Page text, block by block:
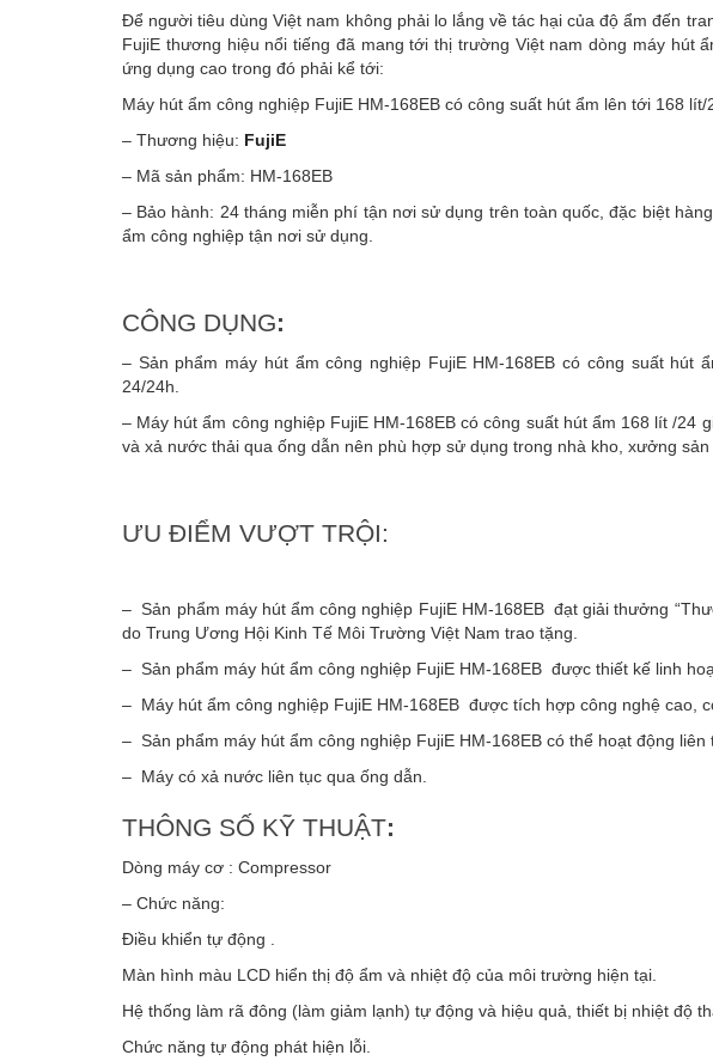
Để người tiêu dùng Việt nam không phải lo lắng về tác hại của độ ẩm đến
FujiE thương hiệu nổi tiếng đã mang tới thị trường Việt nam dòng máy hút
ứng dụng cao trong đó phải kể tới:
Máy hút ẩm công nghiệp FujiE HM-168EB có công suất hút ẩm lên tới 168
– Thương hiệu: FujiE
– Mã sản phẩm: HM-168EB
– Bảo hành: 24 tháng miễn phí tận nơi sử dụng trên toàn quốc, đặc biệt
ẩm công nghiệp tận nơi sử dụng.
CÔNG DỤNG:
– Sản phẩm máy hút ẩm công nghiệp FujiE HM-168EB có công suất
24/24h.
– Máy hút ẩm công nghiệp FujiE HM-168EB có công suất hút ẩm 168 lít /24
và xả nước thải qua ống dẫn nên phù hợp sử dụng trong nhà kho, xưởng sản
ƯU ĐIỂM VƯỢT TRỘI:
– Sản phẩm máy hút ẩm công nghiệp FujiE HM-168EB đạt giải thưởng
do Trung Ương Hội Kinh Tế Môi Trường Việt Nam trao tặng.
– Sản phẩm máy hút ẩm công nghiệp FujiE HM-168EB được thiết kế linh
– Máy hút ẩm công nghiệp FujiE HM-168EB được tích hợp công nghệ cao,
– Sản phẩm máy hút ẩm công nghiệp FujiE HM-168EB có thể hoạt động liên
– Máy có xả nước liên tục qua ống dẫn.
THÔNG SỐ KỸ THUẬT:
Dòng máy cơ : Compressor
– Chức năng:
Điều khiển tự động .
Màn hình màu LCD hiển thị độ ẩm và nhiệt độ của môi trường hiện tại.
Hệ thống làm rã đông (làm giảm lạnh) tự động và hiệu quả, thiết bị nhiệt độ
Chức năng tự động phát hiện lỗi.